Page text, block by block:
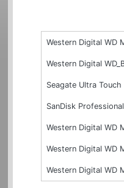
Western Digital WD
Western Digital
Seagate Ultra Touch
SanDisk
Western Digital WD
Western Digital WD
Western Digital WD